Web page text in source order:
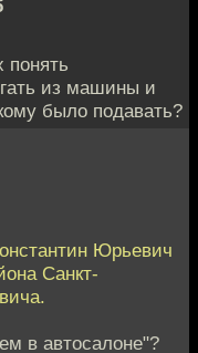
понять
из машины и
было подавать?
Юрьевич
Санкт-
в автосалоне"?